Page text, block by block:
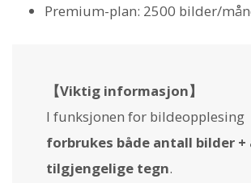
Premium-plan: 2500 bilder/
【Viktig informasjon】
I funksjonen for bildeopplesing
forbrukes både antall bilder +
tilgjengelige tegn.